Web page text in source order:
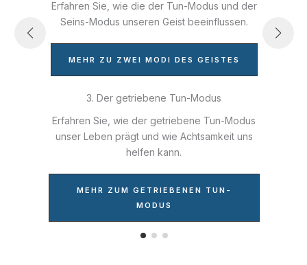
Erfahren Sie, wie die der Tun-Modus und der
Seins-Modus unseren Geist beeinflussen.
MEHR ZU ZWEI MODI DES GEISTES
3. Der getriebene Tun-Modus
Erfahren Sie, wie der getriebene Tun-Modus
unser Leben prägt und wie Achtsamkeit uns
helfen kann.
MEHR ZUM GETRIEBENEN TUN-
MODUS